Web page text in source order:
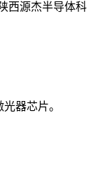
西源杰半导体科
器芯片。